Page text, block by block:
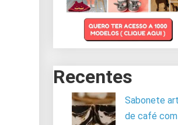
Recentes
Sabonete
de café